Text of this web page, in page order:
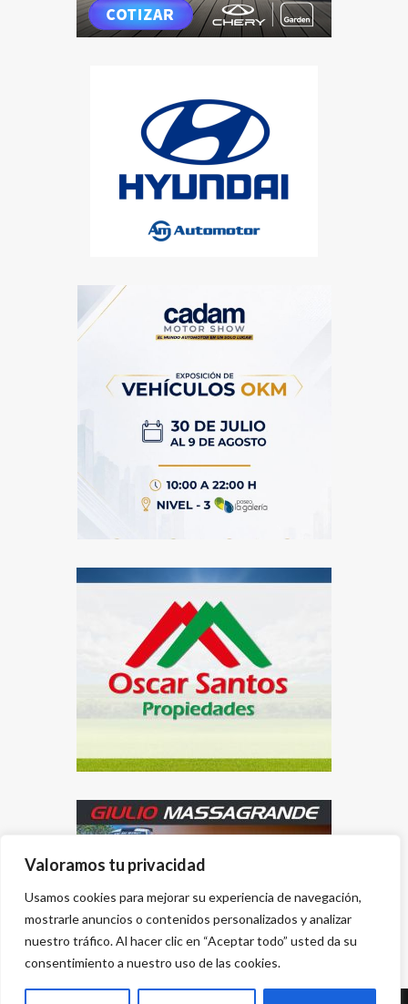
Valoramos tu privacidad
Usamos cookies para mejorar su experiencia de navegación,
mostrarle anuncios o contenidos personalizados y analizar
nuestro tráfico. Al hacer clic en “Aceptar todo” usted da su
consentimiento a nuestro uso de las cookies.